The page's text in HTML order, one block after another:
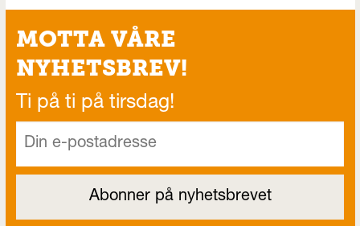
MOTTA VÅRE
NYHETSBREV!
Ti på ti på tirsdag!